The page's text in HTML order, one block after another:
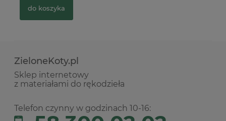
do koszyka
ZieloneKoty.pl
Sklep internetowy
z materiałami do rękodzieła
Telefon czynny w godzinach 10-16: